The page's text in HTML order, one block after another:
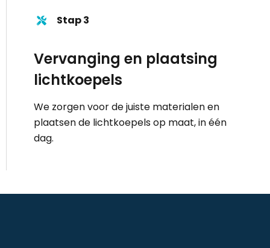
Stap 3
Vervanging en plaatsing
lichtkoepels
We zorgen voor de juiste materialen en
plaatsen de lichtkoepels op maat, in één
dag.